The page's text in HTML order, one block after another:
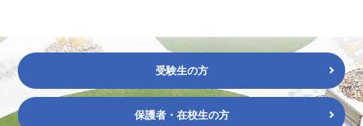
受験生の方
保護者・在校生の方